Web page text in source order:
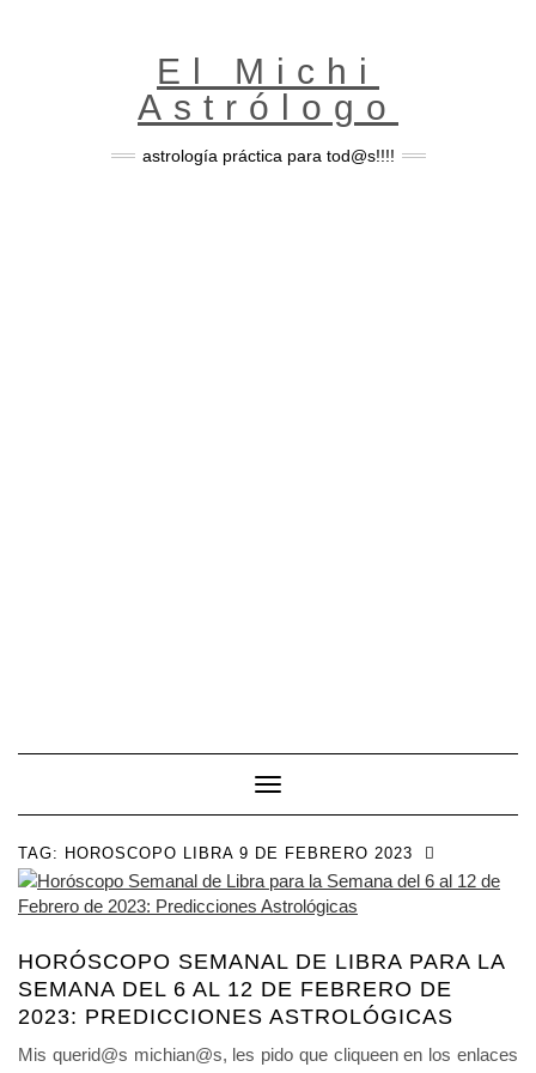
El Michi
Astrólogo
astrología práctica para tod@s!!!!
Toggle Navigation
TAG: HOROSCOPO LIBRA 9 DE FEBRERO 2023
HORÓSCOPO SEMANAL DE LIBRA PARA LA
SEMANA DEL 6 AL 12 DE FEBRERO DE
2023: PREDICCIONES ASTROLÓGICAS
Mis querid@s michian@s, les pido que cliqueen en los enlaces